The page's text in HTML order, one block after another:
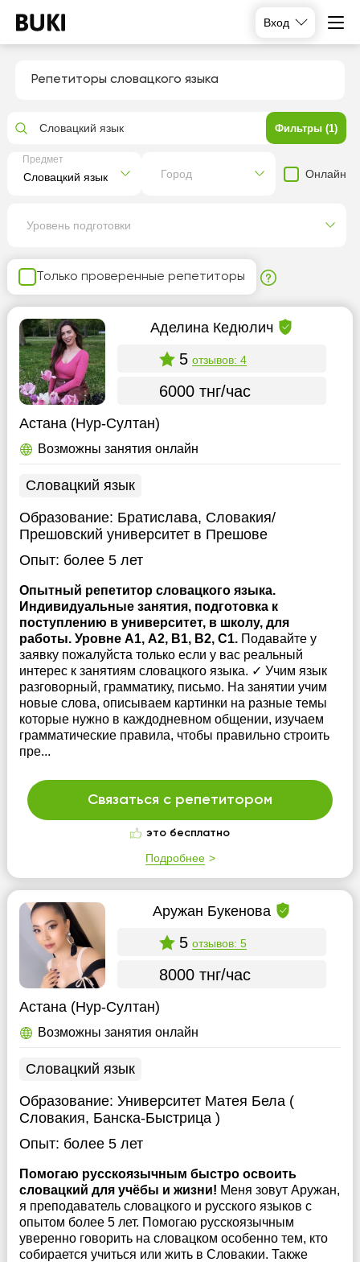
Вход
Репетиторы словацкого языка
Только проверенные репетиторы
Аделина Кедюлич
5 отзывов: 4
6000 тнг/час
Астана (Нур-Султан)
Возможны занятия онлайн
Словацкий язык
Образование: Братислава, Словакия/
Прешовский университет в Прешове
Опыт: более 5 лет
Опытный репетитор словацкого языка.
Индивидуальные занятия, подготовка к
поступлению в университет, в школу, для
работы. Уровне А1, А2, B1, B2, C1. Подавайте у
заявку пожалуйста только если у вас реальный
интерес к занятиям словацкого языка. ✓ Учим язык
разговорный, грамматику, письмо. На занятии учим
новые слова, описываем картинки на разные темы
которые нужно в каждодневном общении, изучаем
грамматические правила, чтобы правильно строить
пре...
Связаться с репетитором
это бесплатно
Подробнее
Аружан Букенова
5 отзывов: 5
8000 тнг/час
Астана (Нур-Султан)
Возможны занятия онлайн
Словацкий язык
Образование: Университет Матея Бела (
Словакия, Банска-Быстрица )
Опыт: более 5 лет
Помогаю русскоязычным быстро освоить
словацкий для учёбы и жизни! Меня зовут Аружан,
я преподаватель словацкого и русского языков с
опытом более 5 лет. Помогаю русскоязычным
уверенно говорить на словацком особенно тем, кто
собирается учиться или жить в Словакии. Также
Словацкий язык Фильтры (1)
Предмет
Город Онлайн
Уровень подготовки